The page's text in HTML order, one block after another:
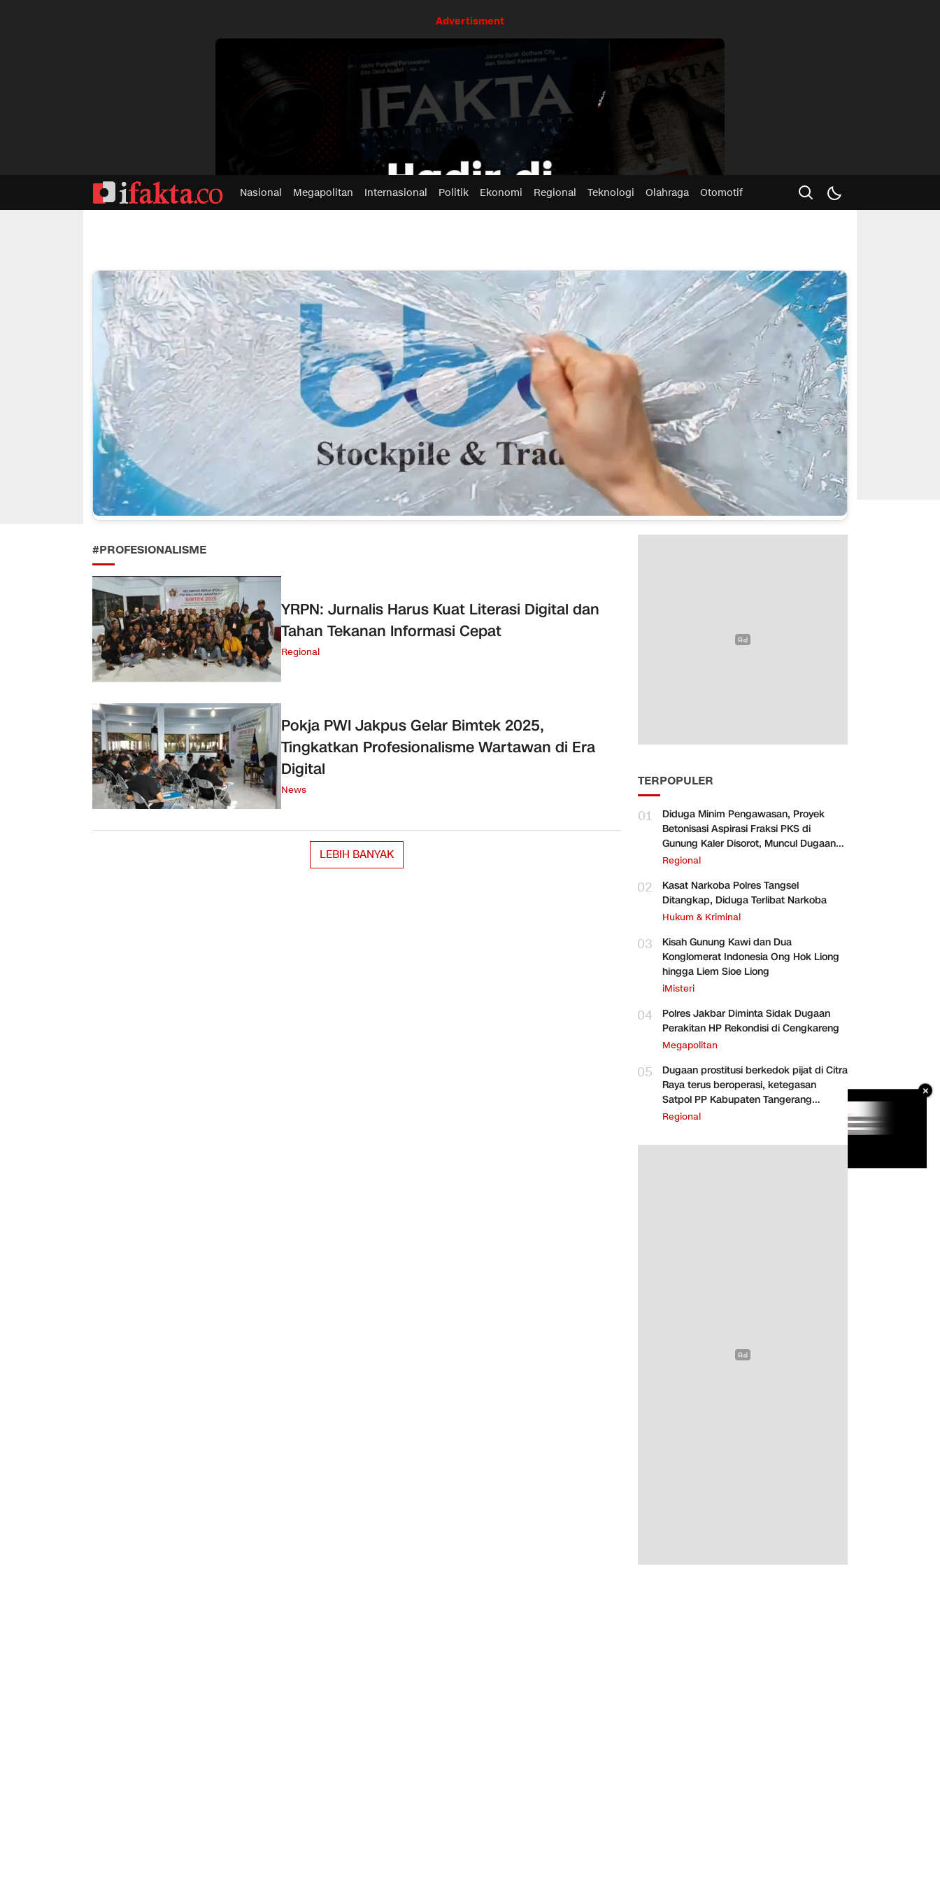
Advertisment
Nasional Megapolitan Internasional Politik Ekonomi Regional Teknologi Olahraga Otomotif
#PROFESIONALISME
YRPN: Jurnalis Harus Kuat Literasi Digital dan
Tahan Tekanan Informasi Cepat
Regional
Pokja PWI Jakpus Gelar Bimtek 2025,
Tingkatkan Profesionalisme Wartawan di Era
Digital
News
LEBIH BANYAK
TERPOPULER
01
Diduga Minim Pengawasan, Proyek
Betonisasi Aspirasi Fraksi PKS di
Gunung Kaler Disorot, Muncul Dugaan
Pengurangan Volume
Regional
02
Kasat Narkoba Polres Tangsel
Ditangkap, Diduga Terlibat Narkoba
Hukum & Kriminal
03
Kisah Gunung Kawi dan Dua
Konglomerat Indonesia Ong Hok Liong
hingga Liem Sioe Liong
iMisteri
04
Polres Jakbar Diminta Sidak Dugaan
Perakitan HP Rekondisi di Cengkareng
Megapolitan
05
Dugaan prostitusi berkedok pijat di Citra
Raya terus beroperasi, ketegasan
Satpol PP Kabupaten Tangerang
dipertanyakan
Regional
×